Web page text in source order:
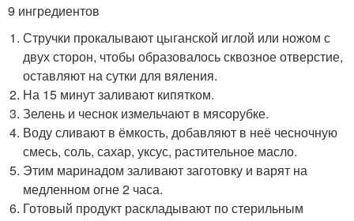
9 ингредиентов
Стручки прокалывают цыганской иглой или ножом с
двух сторон, чтобы образовалось сквозное отверстие,
оставляют на сутки для вяления.
На 15 минут заливают кипятком.
Зелень и чеснок измельчают в мясорубке.
Воду сливают в ёмкость, добавляют в неё чесночную
смесь, соль, сахар, уксус, растительное масло.
Этим маринадом заливают заготовку и варят на
медленном огне 2 часа.
Готовый продукт раскладывают по стерильным